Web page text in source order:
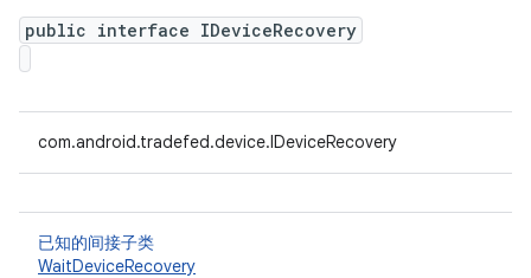
public interface IDeviceRecovery
com.android.tradefed.device.IDeviceRecovery
已知的间接子类
WaitDeviceRecovery